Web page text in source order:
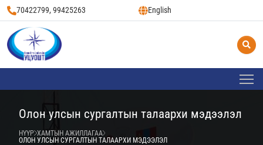
70422799, 99425263 English
Олон улсын сургалтын талаархи мэдээлэл
НҮҮР ХАМТЫН АЖИЛЛАГАА
ОЛОН УЛСЫН СУРГАЛТЫН ТАЛААРХИ МЭДЭЭЛЭЛ